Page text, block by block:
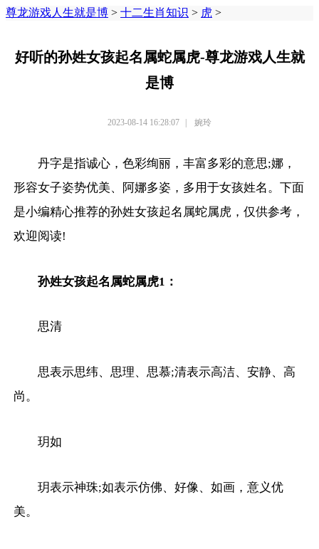
尊龙游戏人生就是博 > 十二生肖知识 > 虎 >
好听的孙姓女孩起名属蛇属虎-尊龙游戏人生就
是博
2023-08-14 16:28:07 | 婉玲
丹字是指诚心，色彩绚丽，丰富多彩的意思;娜，
形容女子姿势优美、阿娜多姿，多用于女孩姓名。下面
是小编精心推荐的孙姓女孩起名属蛇属虎，仅供参考，
欢迎阅读!
孙姓女孩起名属蛇属虎1：
思清
思表示思纬、思理、思慕;清表示高洁、安静、高
尚。
玥如
玥表示神珠;如表示仿佛、好像、如画，意义优
美。